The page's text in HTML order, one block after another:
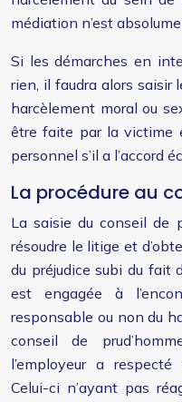
médiation n’est
Si les démarches en
rien, il faudra alors saisir
harcèlement moral ou
être faite par la victime
personnel s’il a l’accord
La procédure au
La saisie du conseil de
résoudre le litige et
du préjudice subi du fait
est engagée à
responsable ou non du
conseil de
l’employeur a
Celui-ci n’ayant pas